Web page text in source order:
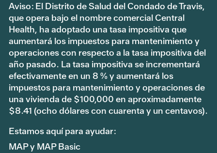
Aviso: El Distrito de Salud del Condado de Travis,
que opera bajo el nombre comercial Central
Health, ha adoptado una tasa impositiva que
aumentará los impuestos para mantenimiento y
operaciones con respecto a la tasa impositiva del
año pasado. La tasa impositiva se incrementará
efectivamente en un 8 % y aumentará los
impuestos para mantenimiento y operaciones de
una vivienda de $100,000 en aproximadamente
$8.41 (ocho dólares con cuarenta y un centavos).
Estamos aquí para ayudar:
MAP y MAP Basic